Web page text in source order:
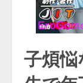
子煩